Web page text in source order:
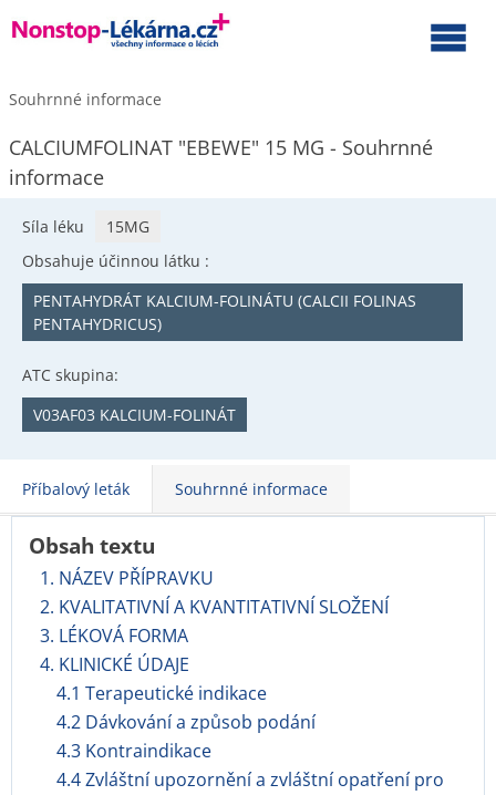
Souhrnné informace
CALCIUMFOLINAT "EBEWE" 15 MG - Souhrnné
informace
Síla léku
15MG
Obsahuje účinnou látku :
PENTAHYDRÁT KALCIUM-FOLINÁTU (CALCII FOLINAS
PENTAHYDRICUS)
ATC skupina:
V03AF03 KALCIUM-FOLINÁT
Příbalový leták Souhrnné informace
Obsah textu
1. NÁZEV PŘÍPRAVKU
2. KVALITATIVNÍ A KVANTITATIVNÍ SLOŽENÍ
3. LÉKOVÁ FORMA
4. KLINICKÉ ÚDAJE
4.1 Terapeutické indikace
4.2 Dávkování a způsob podání
4.3 Kontraindikace
4.4 Zvláštní upozornění a zvláštní opatření pro